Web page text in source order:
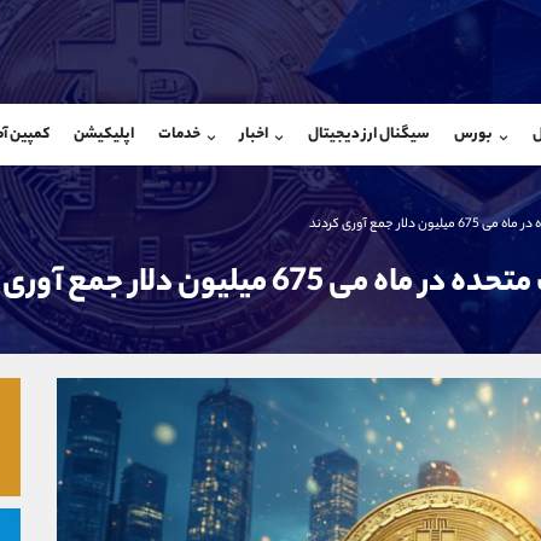
بورس سیگنال ارز دیجیتال اخبار خدمات اپلیکیشن کمپین
شروع گفتگو
@Armteam_admin_por
107
واتساپ شروع
داخلی